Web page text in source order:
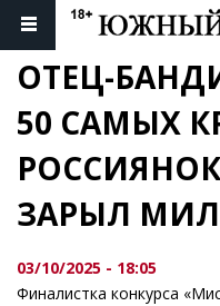
ОТЕЦ-
50 САМЫХ
ЗАРЫЛ
03/10/2025 - 18:05
Финалистка конкурса